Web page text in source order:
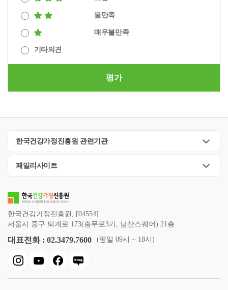
불만족
매우불만족
기타의견
평가
한국건강가정진흥원 관련기관
패밀리사이트
한국건강가정진흥원, [04554]
서울시 중구 퇴계로 173(충무로3가, 남산스퀘어) 21층
대표전화 : 02.3479.7600 (평일 09시 ~ 18시)